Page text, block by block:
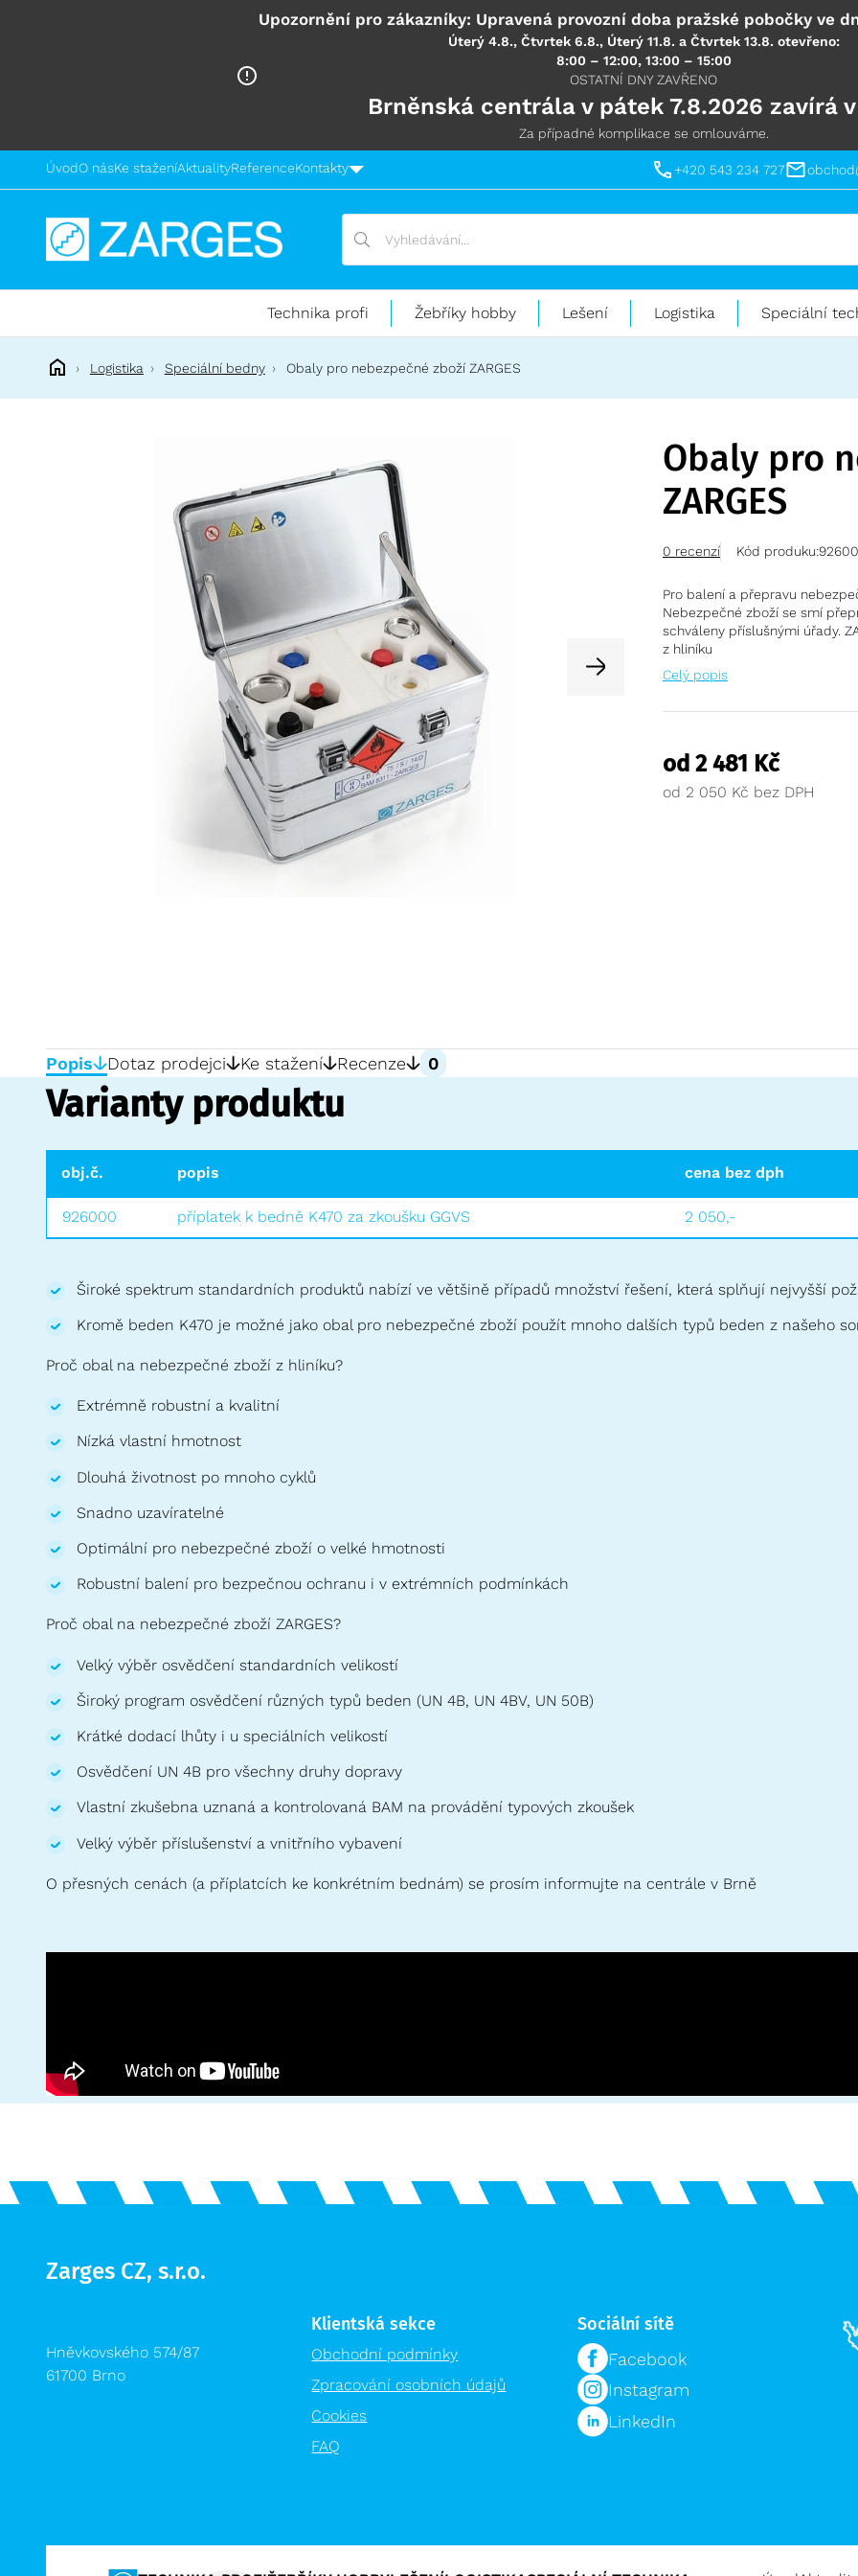
Upozornění pro zákazníky: Upravená provozní doba pražské pobočky ve
Úterý 4.8., Čtvrtek 6.8., Úterý 11.8. a Čtvrtek 13.8. otevřeno:
8:00 – 12:00, 13:00 – 15:00
OSTATNÍ DNY ZAVŘENO
Brněnská centrála v pátek 7.8.2026 zavírá v
Za případné komplikace se omlouváme.
ÚvodO násKe staženíAktualityReferenceKontakty +420 543 234 727
Technika
práci
výškách
Vyhledávání
Vyhledávání
Technika profi Žebříky hobby Lešení Logistika Speciální
Logistika Speciální bedny Obaly pro nebezpečné zboží ZARGES
Obaly pro
ZARGES
0 recenzí Kód produku:
Pro balení a přepravu
Nebezpečné zboží se smí
schváleny příslušnými úřady.
z hliníku
Celý popis
od 2 481 Kč
od 2 050 Kč
Popis Dotaz prodejci Ke stažení Recenze 0
Varianty produktu
obj.č. popis cena bez dph
926000 příplatek k bedně K470 za zkoušku GGVS 2 050,-
Široké spektrum standardních produktů nabízí ve většině případů množství řešení, která splňují nejvyšší
Kromě beden K470 je možné jako obal pro nebezpečné zboží použít mnoho dalších typů beden z našeho
Proč obal na nebezpečné zboží z hliníku?
Extrémně robustní a kvalitní
Nízká vlastní hmotnost
Dlouhá životnost po mnoho cyklů
Snadno uzavíratelné
Optimální pro nebezpečné zboží o velké hmotnosti
Robustní balení pro bezpečnou ochranu i v extrémních podmínkách
Proč obal na nebezpečné zboží ZARGES?
Velký výběr osvědčení standardních velikostí
Široký program osvědčení různých typů beden (UN 4B, UN 4BV, UN 50B)
Krátké dodací lhůty i u speciálních velikostí
Osvědčení UN 4B pro všechny druhy dopravy
Vlastní zkušebna uznaná a kontrolovaná BAM na provádění typových zkoušek
Velký výběr příslušenství a vnitřního vybavení
O přesných cenách (a příplatcích ke konkrétním bednám) se prosím informujte na centrále v Brně
Zarges CZ, s.r.o.
Hněvkovského 574/87
61700 Brno
Klientská sekce
Obchodní podmínky
Zpracování osobních údajů
Cookies
FAQ
Sociální sítě
Facebook
Instagram
LinkedIn